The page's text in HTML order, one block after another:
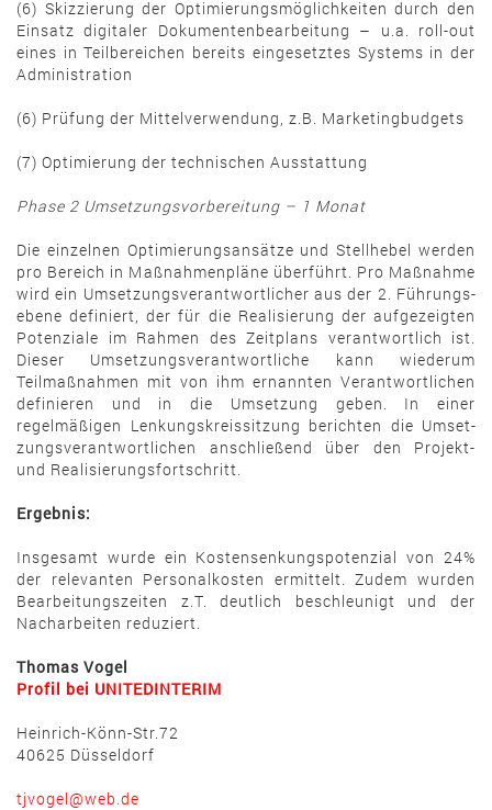
(6) Skizzierung der Optimierungsmöglichkeiten durch den
Einsatz digitaler Dokumen­ten­bearbeitung – u.a. roll-out
eines in Teilbereichen bereits eingesetztes Sys­tems in der
Administration
(6) Prüfung der Mittelverwendung, z.B. Marketingbudgets
(7) Optimierung der technischen Ausstattung
Phase 2 Umsetzungsvorbereitung – 1 Monat
Die einzelnen Optimierungsansätze und Stellhebel werden
pro Bereich in Maßnah­men­­pläne überführt. Pro Maß­nah­me
wird ein Umsetzungsverantwortlicher aus der 2. Führungs­
ebene definiert, der für die Realisierung der aufgezeigten
Potenziale im Rah­men des Zeitplans ver­ant­wort­lich ist.
Dieser Umsetzungsverantwortliche kann wie­der­um
Teilmaßnahmen mit von ihm ernannten Verantwortlichen
definieren und in die Um­setzung geben. In einer
regelmäßigen Lenkungskreissitzung berichten die Um­set­
zungs­verantwortlichen anschließend über den Projekt-
und Realisierungsfortschritt.
Ergebnis:
Insgesamt wurde ein Kostensenkungspotenzial von 24%
der relevanten Personal­kos­ten ermittelt. Zudem wurden
Bearbeitungszeiten z.T. deutlich beschleunigt und der
Nach­arbeiten reduziert.
Thomas Vogel
Profil bei UNITEDINTERIM
Heinrich-Könn-Str.72
40625 Düsseldorf
tjvogel@web.de